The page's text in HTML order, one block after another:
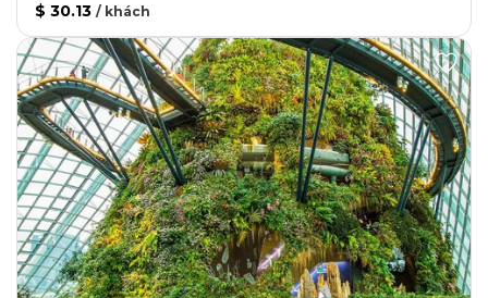
$ 30.13 / khách